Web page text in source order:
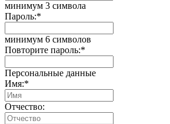
минимум 3 символа
Пароль:*
минимум 6 символов
Повторите пароль:*
Персональные данные
Имя:*
Отчество: